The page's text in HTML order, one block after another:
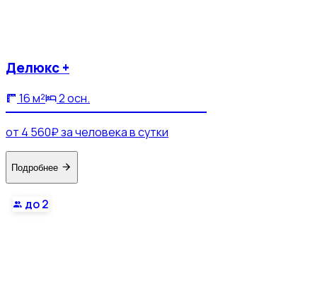
Делюкс +
16 м² 2 осн.
от 4 560₽ за человека в сутки
Подробнее
до 2